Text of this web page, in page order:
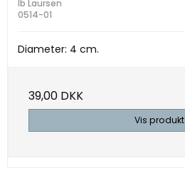
Ib Laursen
0514-01
Diameter: 4 cm.
39,00 DKK
Vis produkt